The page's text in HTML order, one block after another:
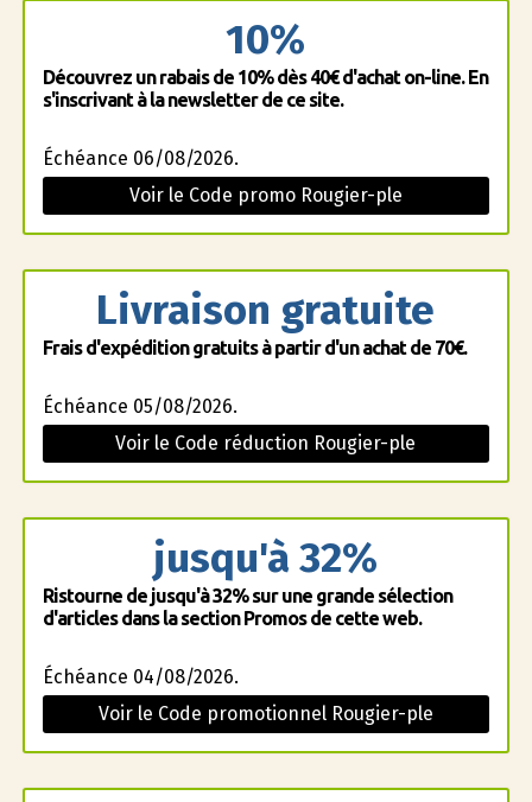
10%
Découvrez un rabais de 10% dès 40€ d'achat on-line. En
s'inscrivant à la newsletter de ce site.
Échéance 06/08/2026.
Voir le Code promo Rougier-ple
Livraison gratuite
Frais d'expédition gratuits à partir d'un achat de 70€.
Échéance 05/08/2026.
Voir le Code réduction Rougier-ple
jusqu'à 32%
Ristourne de jusqu'à 32% sur une grande sélection
d'articles dans la section Promos de cette web.
Échéance 04/08/2026.
Voir le Code promotionnel Rougier-ple